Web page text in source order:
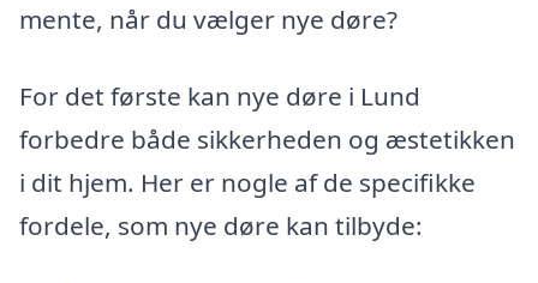
mente, når du vælger nye døre?
For det første kan nye døre i Lund
forbedre både sikkerheden og æstetikken
i dit hjem. Her er nogle af de specifikke
fordele, som nye døre kan tilbyde: